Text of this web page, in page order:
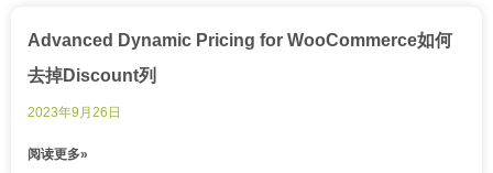
Advanced Dynamic Pricing for WooCommerce如何
去掉Discount列
2023年9月26日
阅读更多»